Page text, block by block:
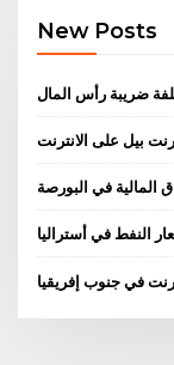
New Posts
ضريبة رأس المال
بيل على الانترنت
المالية في البورصة
النفط في أستراليا
في جنوب إفريقيا